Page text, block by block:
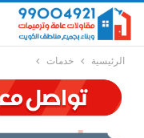
الرئيسية خدمات